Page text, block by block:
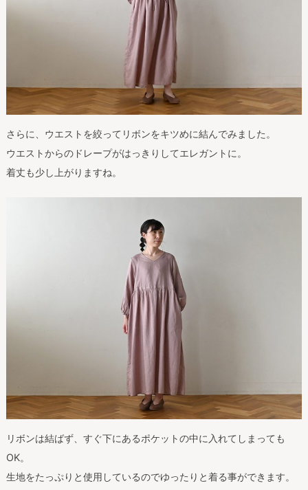
さらに、ウエストを絞ってリボンをキツめに結んでみました。
ウエストからのドレープがはっきりしてエレガントに。
着丈も少し上がりますね。
リボンは結ばず、すぐ下にあるポケットの中に入れてしまっても
OK。
生地をたっぷりと使用しているのでゆったりと着る事ができます。